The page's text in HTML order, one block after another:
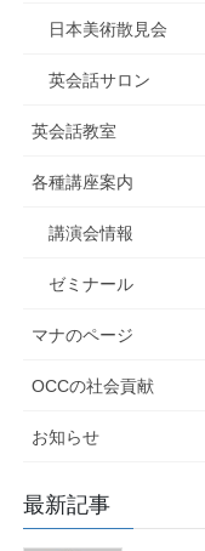
日本美術散見会
英会話サロン
英会話教室
各種講座案内
講演会情報
ゼミナール
マナのページ
OCCの社会貢献
お知らせ
最新記事